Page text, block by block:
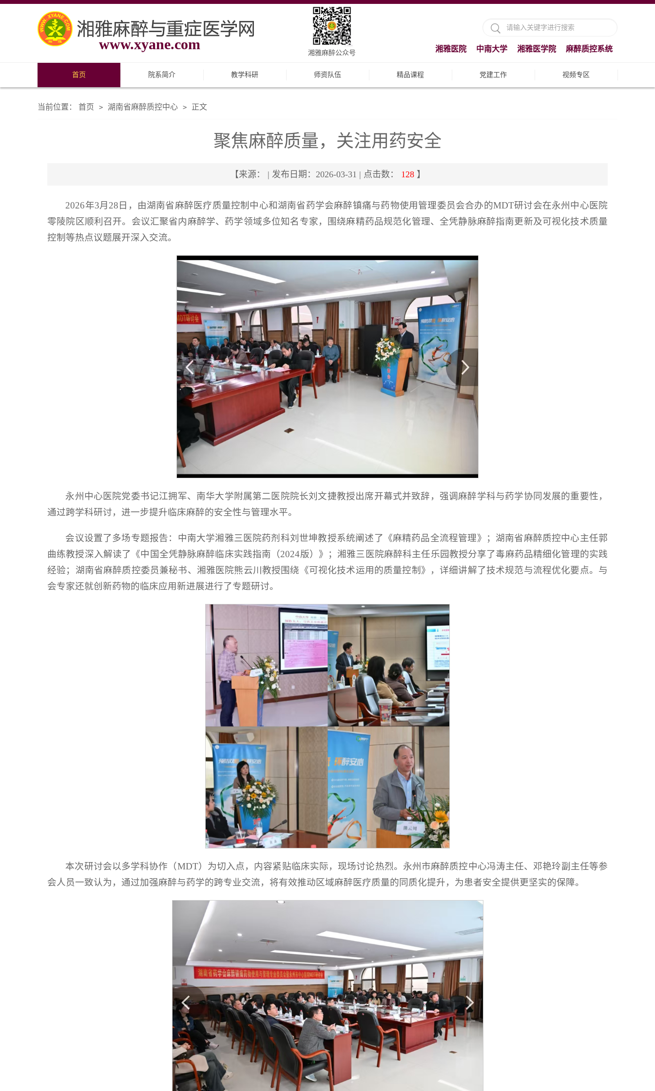
www.xyane.com
湘雅麻醉公众号 湘雅医院 中南大学 湘雅医学院 麻醉质控系统
首页 院系简介 教学科研 师资队伍 精品课程 党建工作 视频专区
当前位置： 首页 > 湖南省麻醉质控中心 > 正文
聚焦麻醉质量，关注用药安全
【来源： | 发布日期：2026-03-31 | 点击数： 128 】
2026年3月28日，由湖南省麻醉医疗质量控制中心和湖南省药学会麻醉镇痛与药物使用管理委员会合办的MDT研讨会在永州中心医院
零陵院区顺利召开。会议汇聚省内麻醉学、药学领域多位知名专家，围绕麻精药品规范化管理、全凭静脉麻醉指南更新及可视化技术质量
控制等热点议题展开深入交流。
永州中心医院党委书记江拥军、南华大学附属第二医院院长刘文捷教授出席开幕式并致辞，强调麻醉学科与药学协同发展的重要性，
通过跨学科研讨，进一步提升临床麻醉的安全性与管理水平。
会议设置了多场专题报告：中南大学湘雅三医院药剂科刘世坤教授系统阐述了《麻精药品全流程管理》；湖南省麻醉质控中心主任郭
曲练教授深入解读了《中国全凭静脉麻醉临床实践指南（2024版）》；湘雅三医院麻醉科主任乐园教授分享了毒麻药品精细化管理的实践
经验；湖南省麻醉质控委员兼秘书、湘雅医院熊云川教授围绕《可视化技术运用的质量控制》，详细讲解了技术规范与流程优化要点。与
会专家还就创新药物的临床应用新进展进行了专题研讨。
本次研讨会以多学科协作（MDT）为切入点，内容紧贴临床实际，现场讨论热烈。永州市麻醉质控中心冯涛主任、邓艳玲副主任等参
会人员一致认为，通过加强麻醉与药学的跨专业交流，将有效推动区域麻醉医疗质量的同质化提升，为患者安全提供更坚实的保障。